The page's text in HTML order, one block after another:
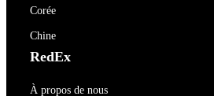
Corée
Chine
RedEx
À propos de nous